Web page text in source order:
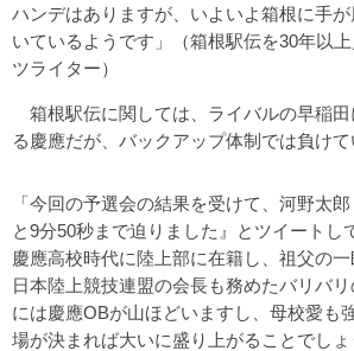
ハンデはありますが、いよいよ箱根に手
いているようです」（箱根駅伝を30年以
ツライター）
箱根駅伝に関しては、ライバルの早稲田
る慶應だが、バックアップ体制では負けて
「今回の予選会の結果を受けて、河野太
と9分50秒まで迫りました』とツイートし
慶應高校時代に陸上部に在籍し、祖父の
日本陸上競技連盟の会長も務めたバリバリ
には慶應OBが山ほどいますし、母校愛も
場が決まれば大いに盛り上がることでしょ